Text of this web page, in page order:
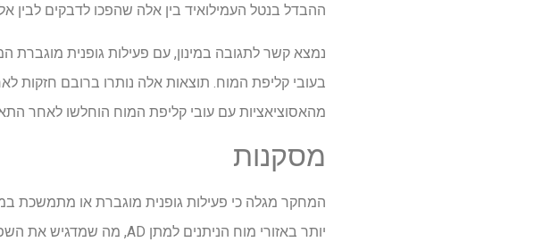
ההבדל בנטל העמילואיד בין אלה שהפכו לדבקים לבין
בעובי קליפת המוח. תוצאות אלה נותרו ברובם חזקות
מהאסוציאציות עם עובי קליפת המוח הוחלשו לאחר
מסקנות
יותר באזורי מוח הניתנים למתן AD, מה שמדגיש את השפעותיו הנוירו-הגנות הפוטנציאליות.